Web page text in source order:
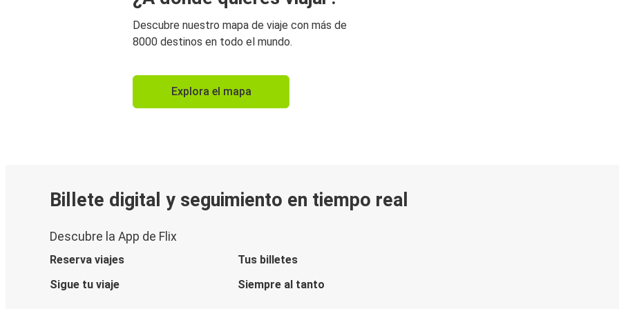
Descubre nuestro mapa de viaje con más de
8000 destinos en todo el mundo.
Explora el mapa
Billete digital y seguimiento en tiempo real
Descubre la App de Flix
Reserva viajes
Tus billetes
Sigue tu viaje
Siempre al tanto